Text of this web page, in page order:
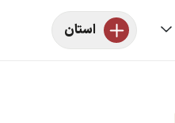
استان